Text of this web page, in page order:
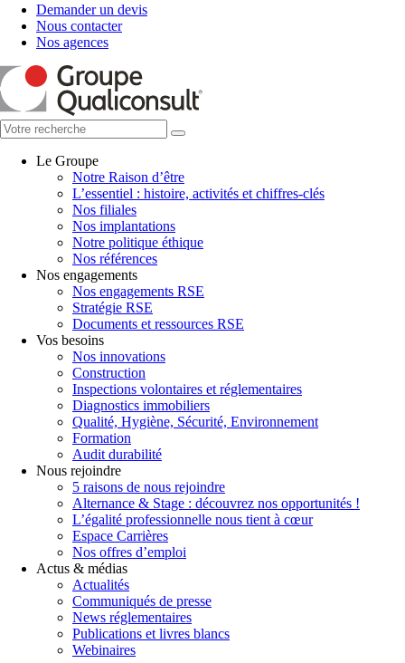
Demander un devis
Nous contacter
Nos agences
Le Groupe
Notre Raison d’être
L’essentiel : histoire, activités et chiffres-clés
Nos filiales
Nos implantations
Notre politique éthique
Nos références
Nos engagements
Nos engagements RSE
Stratégie RSE
Documents et ressources RSE
Vos besoins
Nos innovations
Construction
Inspections volontaires et réglementaires
Diagnostics immobiliers
Qualité, Hygiène, Sécurité, Environnement
Formation
Audit durabilité
Nous rejoindre
5 raisons de nous rejoindre
Alternance & Stage : découvrez nos opportunités !
L’égalité professionnelle nous tient à cœur
Espace Carrières
Nos offres d’emploi
Actus & médias
Actualités
Communiqués de presse
News réglementaires
Publications et livres blancs
Webinaires